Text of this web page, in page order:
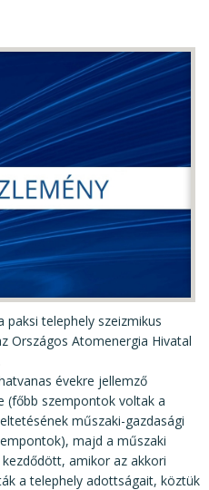
telephely szeizmikus
Országos Atomenergia Hivatal
évekre jellemző
(főbb szempontok voltak a
műszaki-gazdasági
majd a műszaki
amikor az akkori
a telephely adottságait, köztük